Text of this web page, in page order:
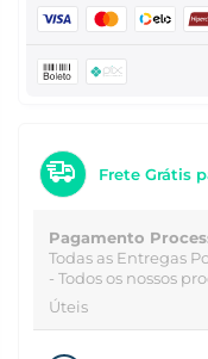
Frete Grátis
Pagamento
Todas as Entregas
- Todos os nossos
Úteis